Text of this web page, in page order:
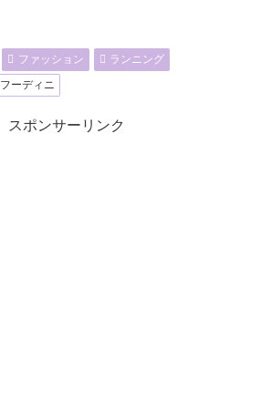
ファッション
ランニング
フーディニ
スポンサーリンク